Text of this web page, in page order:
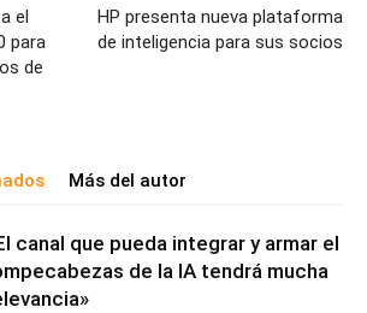
el
para
de
HP presenta nueva plataforma
de inteligencia para sus socios
Más del autor
canal que pueda integrar y armar el
de la IA tendrá mucha